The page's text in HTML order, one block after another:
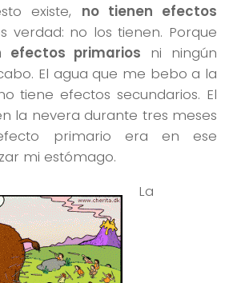
existe, no tienen efectos
verdad: no los tienen. Porque
efectos primarios ni ningún
El agua que me bebo a la
tiene efectos secundarios. El
la nevera durante tres meses
primario era en ese
mi estómago.
La